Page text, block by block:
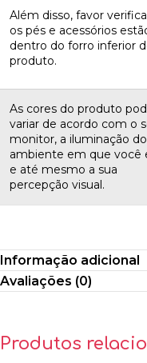
Além disso, favor
os pés e acessórios
dentro do forro inferior
produto.
As cores do produto
variar de acordo com o
monitor, a iluminação do
ambiente em que você
e até mesmo a sua
percepção visual.
Informação adicional
Avaliações (0)
Produtos